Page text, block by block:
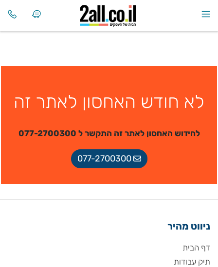
לא חודש האחסון לאתר זה
לחידוש האחסון לאתר זה התקשר ל 077-2700300
077-2700300
ניווט מהיר
דף הבית
תיק עבודות